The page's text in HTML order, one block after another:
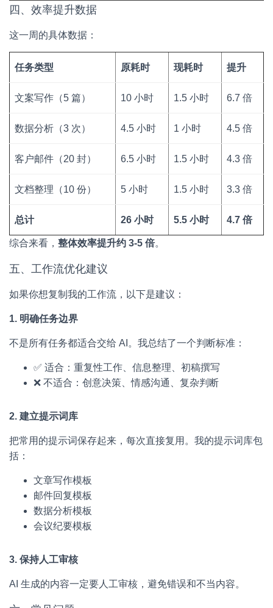
四、效率提升数据
这一周的具体数据：
任务类型 原耗时 现耗时 提升
文案写作（5 篇） 10 小时 1.5 小时 6.7 倍
数据分析（3 次） 4.5 小时 1 小时 4.5 倍
客户邮件（20 封） 6.5 小时 1.5 小时 4.3 倍
文档整理（10 份） 5 小时 1.5 小时 3.3 倍
总计 26 小时 5.5 小时 4.7 倍
综合来看， 整体效率提升约 3-5 倍。
五、工作流优化建议
如果你想复制我的工作流，以下是建议：
1. 明确任务边界
不是所有任务都适合交给 AI。我总结了一个判断标准：
✅ 适合：重复性工作、信息整理、初稿撰写
❌ 不适合：创意决策、情感沟通、复杂判断
2. 建立提示词库
把常用的提示词保存起来，每次直接复用。我的提示词库包
括：
文章写作模板
邮件回复模板
数据分析模板
会议纪要模板
3. 保持人工审核
AI 生成的内容一定要人工审核，避免错误和不当内容。